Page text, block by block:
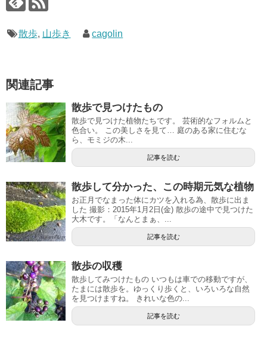
散歩, 山歩き cagolin
関連記事
散歩で見つけたもの
散歩で見つけた植物たちです。 芸術的なフォルムと
色合い。 この美しさを見て… 庭のある家に住むな
ら、モミジの木...
記事を読む
散歩して分かった、この時期元気な植物
お正月でなまった体にカツを入れる為、散歩に出ま
した 撮影：2015年1月2日(金) 散歩の途中で見つけた
大木です。「なんとまぁ、...
記事を読む
散歩の収穫
散歩してみつけたもの いつもは車での移動ですが、
たまには散歩を。ゆっくり歩くと、いろいろな自然
を見つけますね。 きれいな色の...
記事を読む